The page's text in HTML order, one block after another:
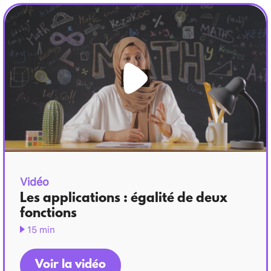
=
\sqrt{1+x^2}-1=
f(x)
Vidéo
Les applications : égalité de deux
fonctions
15 min
Voir la vidéo